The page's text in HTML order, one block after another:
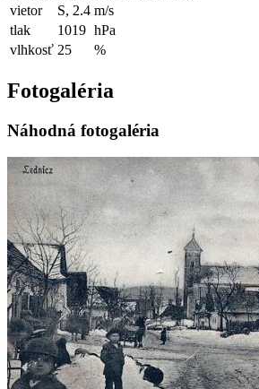
vietor
S, 2.4 m/s
tlak
1019 hPa
vlhkosť 25 %
Fotogaléria
Náhodná fotogaléria